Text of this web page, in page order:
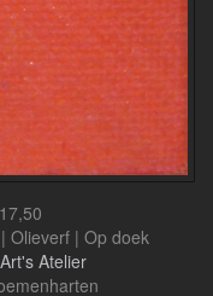
Olieverf | Op doek
Atelier